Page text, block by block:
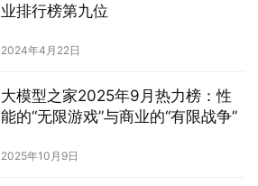
业排行榜第九位
2024年4月22日
大模型之家2025年9月热力榜：性
能的“无限游戏”与商业的“有限战争”
2025年10月9日